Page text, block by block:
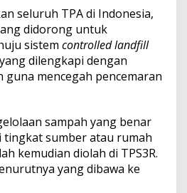
seluruh TPA di Indonesia,
didorong untuk
sistem controlled landfill
dilengkapi dengan
guna mencegah pencemaran
sampah yang benar
tingkat sumber atau rumah
kemudian diolah di TPS3R.
yang dibawa ke